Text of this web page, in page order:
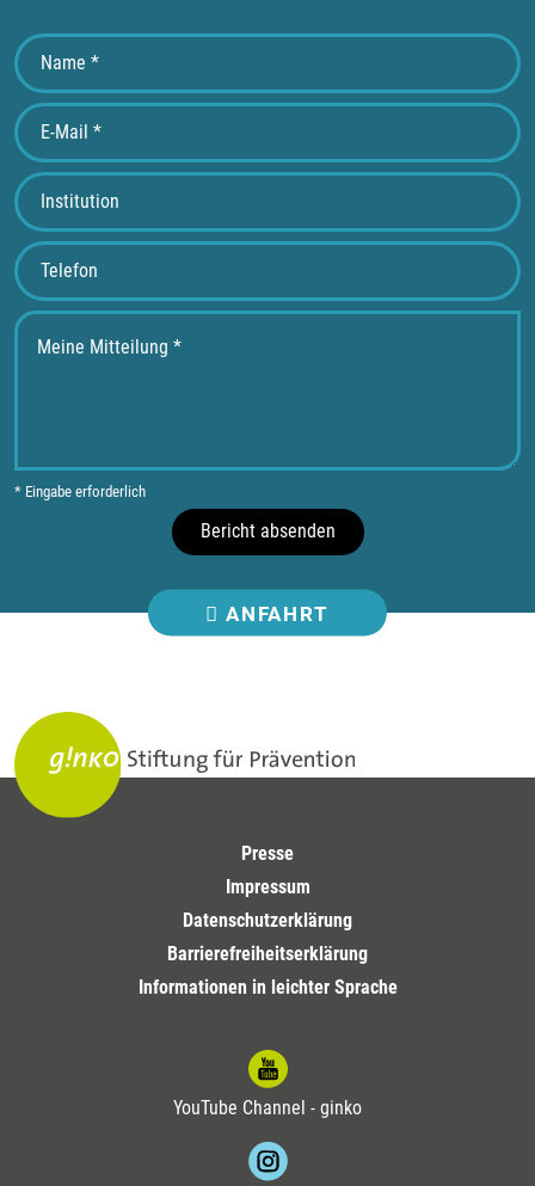
* Eingabe erforderlich
Bericht absenden
ANFAHRT
Presse
Impressum
Datenschutzerklärung
Barrierefreiheitserklärung
Informationen in leichter Sprache
YouTube Channel - ginko